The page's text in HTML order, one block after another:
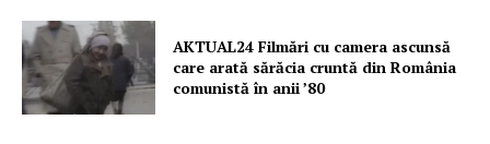
AKTUAL24 Filmări cu camera ascunsă
care arată sărăcia cruntă din România
comunistă în anii ’80